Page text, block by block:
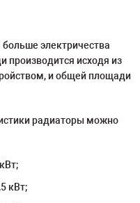
электричества
производится исходя из
и общей площади
радиаторы можно
кВт;